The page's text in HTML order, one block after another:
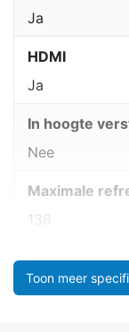
Ja
HDMI
Ja
In hoogte
Nee
Maximale
138
Toon meer